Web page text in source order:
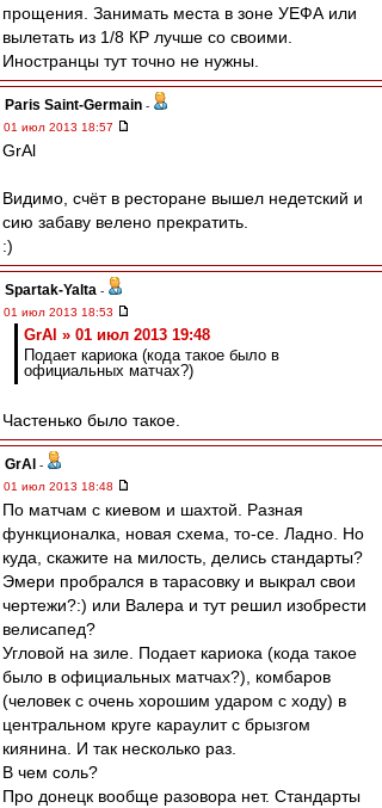
прощения. Занимать места в зоне УЕФА или
вылетать из 1/8 КР лучше со своими.
Иностранцы тут точно не нужны.
Paris Saint-Germain -
01 июл 2013 18:57
GrAl
Видимо, счёт в ресторане вышел недетский и
сию забаву велено прекратить.
:)
Spartak-Yalta -
01 июл 2013 18:53
GrAl » 01 июл 2013 19:48
Подает кариока (кода такое было в
официальных матчах?)
Частенько было такое.
GrAl -
01 июл 2013 18:48
По матчам с киевом и шахтой. Разная
функционалка, новая схема, то-се. Ладно. Но
куда, скажите на милость, делись стандарты?
Эмери пробрался в тарасовку и выкрал свои
чертежи?:) или Валера и тут решил изобрести
велисапед?
Угловой на зиле. Подает кариока (кода такое
было в официальных матчах?), комбаров
(человек с очень хорошим ударом с ходу) в
центральном круге караулит с брызгом
киянина. И так несколько раз.
В чем соль?
Про донецк вообще разовора нет. Стандарты